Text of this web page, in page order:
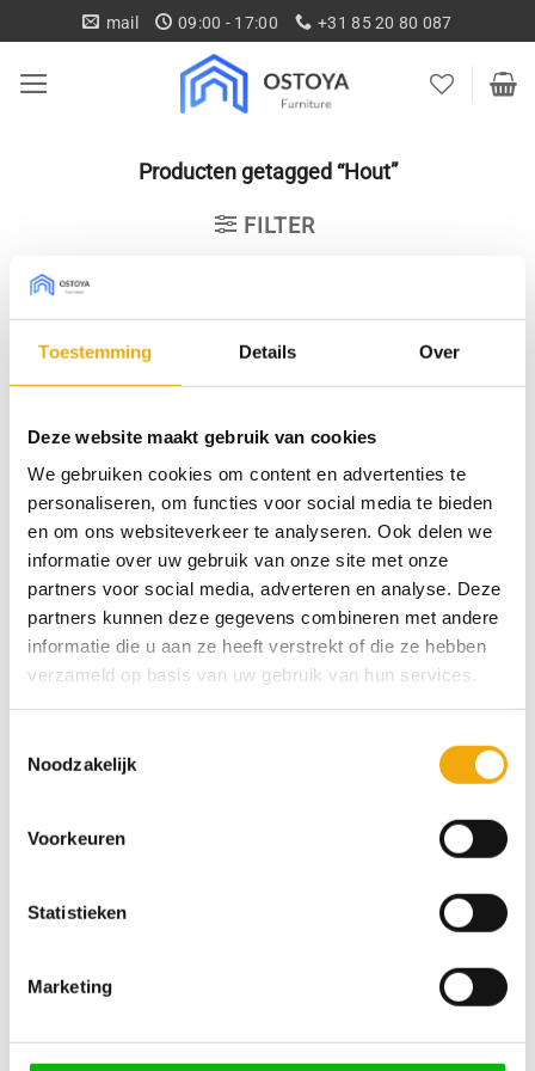
Toestemming Details Over
Deze website maakt gebruik van cookies
We gebruiken cookies om content en advertenties te
personaliseren, om functies voor social media te bieden
en om ons websiteverkeer te analyseren. Ook delen we
informatie over uw gebruik van onze site met onze
partners voor social media, adverteren en analyse. Deze
partners kunnen deze gegevens combineren met andere
informatie die u aan ze heeft verstrekt of die ze hebben
verzameld op basis van uw gebruik van hun services.
Noodzakelijk
Voorkeuren
Statistieken
Marketing
naar
inhoud
mail 09:00 - 17:00 +31 85 20 80 087
Producten getagged “Hout”
FILTER
Geen producten gevonden die aan je selectie
voldoen.
Gratis levering vanaf € 750,-
Gratis retour binnen 14
dagen*
We zijn 24/7 bereikbaar 100% veilige betaling
Ostoya laat haar producten naadloos aansluiten op de
IKEA en onze fronten, handgrepen en werkbladen, weet je
keuken of kast. Voor in elk huis.